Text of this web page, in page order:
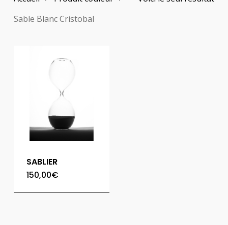
Sable Blanc Cristobal
SABLIER
150,00€